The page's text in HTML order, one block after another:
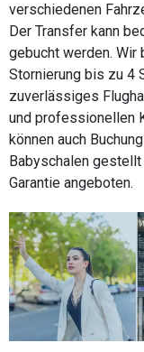
verschiedenen
Der Transfer kann
gebucht werden.
Stornierung bis zu 4
zuverlässiges
und professionellen
können auch
Babyschalen
Garantie angeboten.